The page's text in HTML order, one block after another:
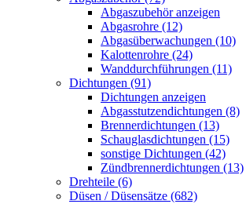
Abgaszubehör anzeigen
Abgasrohre (12)
Abgasüberwachungen (10)
Kalottenrohre (24)
Wanddurchführungen (11)
Dichtungen (91)
Dichtungen anzeigen
Abgasstutzendichtungen (8)
Brennerdichtungen (13)
Schauglasdichtungen (15)
sonstige Dichtungen (42)
Zündbrennerdichtungen (13)
Drehteile (6)
Düsen / Düsensätze (682)